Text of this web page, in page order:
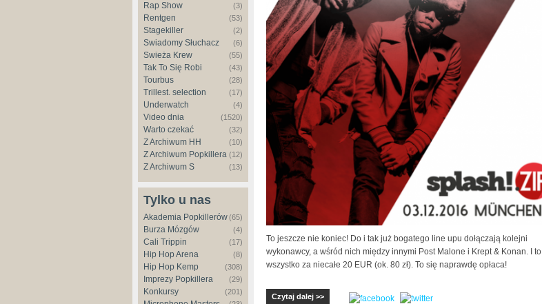
Rap Show (3)
Rentgen (53)
Stagekiller (2)
Świadomy Słuchacz (6)
Świeża Krew (55)
Tak To Się Robi (43)
Tourbus (28)
Trillest. selection (17)
Underwatch (4)
Video dnia (1520)
Warto czekać (32)
Z Archiwum HH (10)
Z Archiwum Popkillera (12)
Z Archiwum S (13)
Tylko u nas
Akademia Popkillerów(65)
Burza Mózgów (4)
Cali Trippin (17)
Hip Hop Arena (8)
Hip Hop Kemp (308)
Imprezy Popkillera (29)
Konkursy (201)
To jeszcze nie koniec! Do i tak już bogatego line upu dołączają kolejni
wykonawcy, a wśród nich między innymi Post Malone i Krept & Konan. I to
wszystko za niecałe 20 EUR (ok. 80 zł). To się naprawdę opłaca!
Czytaj dalej >>